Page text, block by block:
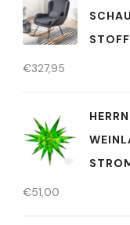
€327,95
€51,00